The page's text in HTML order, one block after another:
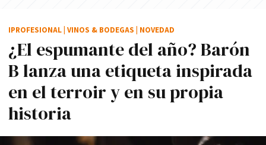
¿El espumante del año? Barón
B lanza una etiqueta inspirada
en el terroir y en su propia
historia
IPROFESIONAL VINOS & BODEGAS NOVEDAD